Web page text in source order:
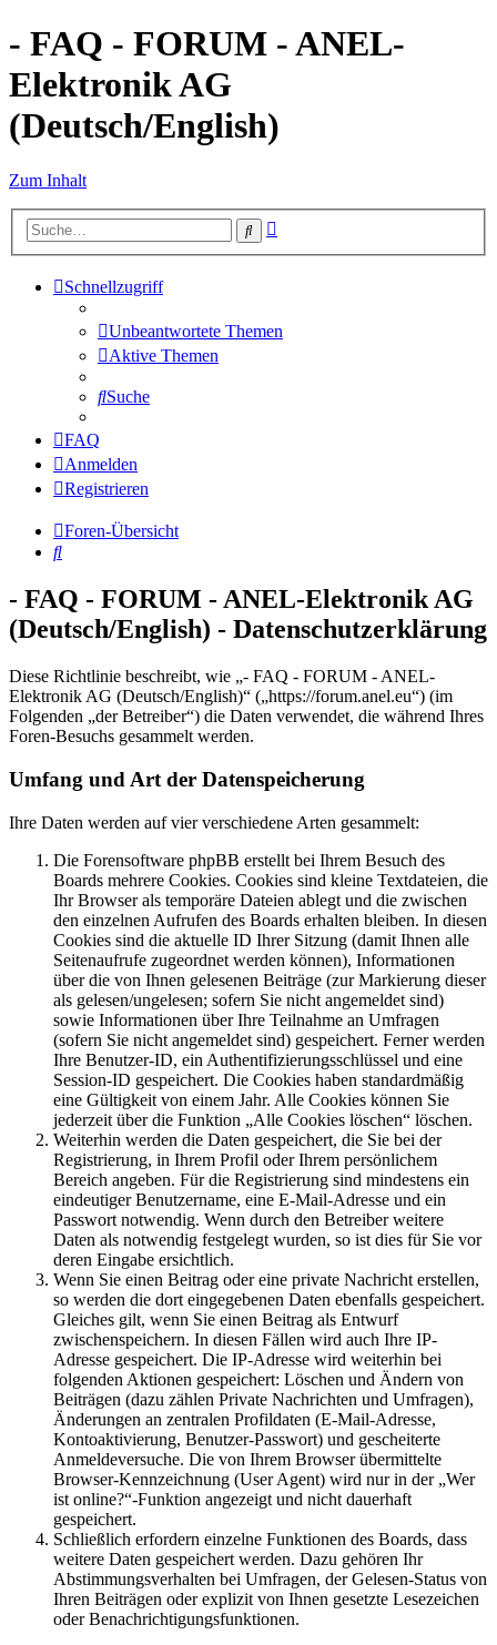
- FAQ - FORUM - ANEL-
Elektronik AG
(Deutsch/English)
Zum Inhalt
Suche
Schnellzugriff
Unbeantwortete Themen
Aktive Themen
Suche
FAQ
Anmelden
Registrieren
Foren-Übersicht
Suche
- FAQ - FORUM - ANEL-Elektronik AG
(Deutsch/English) - Datenschutzerklärung
Diese Richtlinie beschreibt, wie „- FAQ - FORUM - ANEL-
Elektronik AG (Deutsch/English)“ („https://forum.anel.eu“) (im
Folgenden „der Betreiber“) die Daten verwendet, die während Ihres
Foren-Besuchs gesammelt werden.
Umfang und Art der Datenspeicherung
Ihre Daten werden auf vier verschiedene Arten gesammelt:
Die Forensoftware phpBB erstellt bei Ihrem Besuch des
Boards mehrere Cookies. Cookies sind kleine Textdateien, die
Ihr Browser als temporäre Dateien ablegt und die zwischen
den einzelnen Aufrufen des Boards erhalten bleiben. In diesen
Cookies sind die aktuelle ID Ihrer Sitzung (damit Ihnen alle
Seitenaufrufe zugeordnet werden können), Informationen
über die von Ihnen gelesenen Beiträge (zur Markierung dieser
als gelesen/ungelesen; sofern Sie nicht angemeldet sind)
sowie Informationen über Ihre Teilnahme an Umfragen
(sofern Sie nicht angemeldet sind) gespeichert. Ferner werden
Ihre Benutzer-ID, ein Authentifizierungsschlüssel und eine
Session-ID gespeichert. Die Cookies haben standardmäßig
eine Gültigkeit von einem Jahr. Alle Cookies können Sie
jederzeit über die Funktion „Alle Cookies löschen“ löschen.
Weiterhin werden die Daten gespeichert, die Sie bei der
Registrierung, in Ihrem Profil oder Ihrem persönlichem
Bereich angeben. Für die Registrierung sind mindestens ein
eindeutiger Benutzername, eine E-Mail-Adresse und ein
Passwort notwendig. Wenn durch den Betreiber weitere
Daten als notwendig festgelegt wurden, so ist dies für Sie vor
deren Eingabe ersichtlich.
Wenn Sie einen Beitrag oder eine private Nachricht erstellen,
so werden die dort eingegebenen Daten ebenfalls gespeichert.
Gleiches gilt, wenn Sie einen Beitrag als Entwurf
zwischenspeichern. In diesen Fällen wird auch Ihre IP-
Adresse gespeichert. Die IP-Adresse wird weiterhin bei
folgenden Aktionen gespeichert: Löschen und Ändern von
Beiträgen (dazu zählen Private Nachrichten und Umfragen),
Änderungen an zentralen Profildaten (E-Mail-Adresse,
Kontoaktivierung, Benutzer-Passwort) und gescheiterte
Anmeldeversuche. Die von Ihrem Browser übermittelte
Browser-Kennzeichnung (User Agent) wird nur in der „Wer
ist online?“-Funktion angezeigt und nicht dauerhaft
gespeichert.
Schließlich erfordern einzelne Funktionen des Boards, dass
weitere Daten gespeichert werden. Dazu gehören Ihr
Abstimmungsverhalten bei Umfragen, der Gelesen-Status von
Ihren Beiträgen oder explizit von Ihnen gesetzte Lesezeichen
oder Benachrichtigungsfunktionen.